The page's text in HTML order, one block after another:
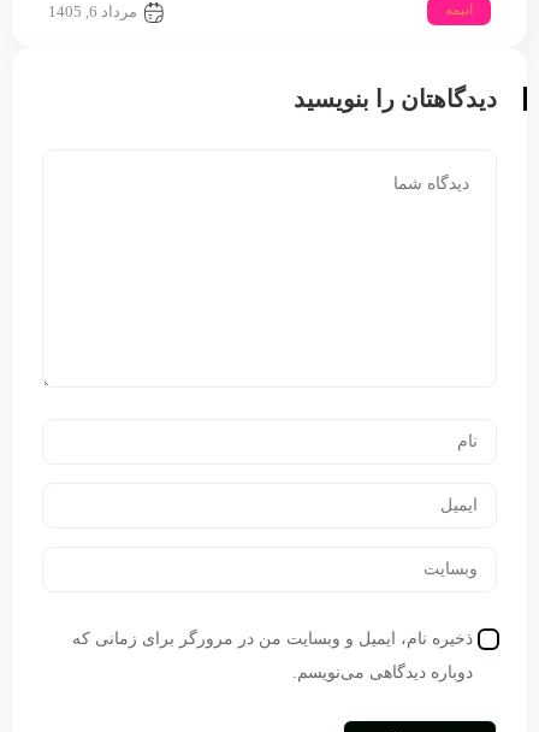
انیمه مرداد 6, 1405
دیدگاهتان را بنویسید
ذخیره نام، ایمیل و وبسایت من در مرورگر برای زمانی که
دوباره دیدگاهی می‌نویسم.